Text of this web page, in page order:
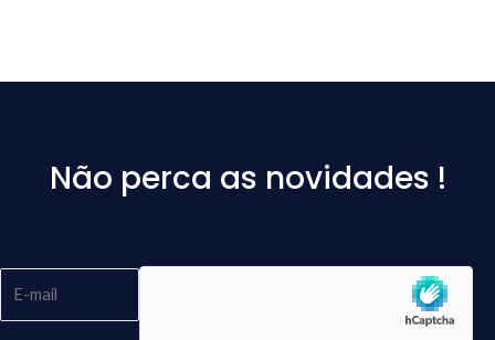
Não perca as novidades !